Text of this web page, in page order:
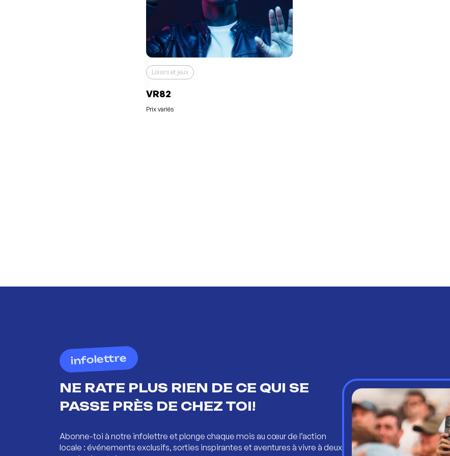
Loisirs et jeux
VR82
Prix variés
infolettre
NE RATE PLUS RIEN DE CE QUI SE
PASSE PRÈS DE CHEZ TOI!
Abonne-toi à notre infolettre et plonge chaque mois au cœur de l’action
locale : événements exclusifs, sorties inspirantes et aventures à vivre à deux